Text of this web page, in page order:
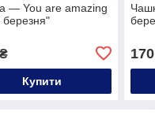
— You are amazing
Купити
170